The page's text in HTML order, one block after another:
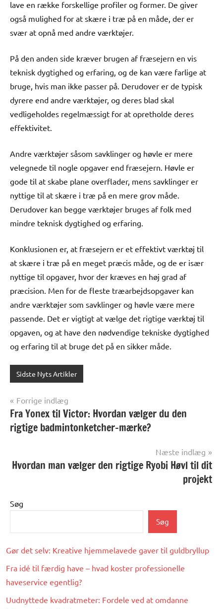
lave en række forskellige profiler og former. De giver
også mulighed for at skære i træ på en måde, der er
svær at opnå med andre værktøjer.
På den anden side kræver brugen af fræsejern en vis
teknisk dygtighed og erfaring, og de kan være farlige at
bruge, hvis man ikke passer på. Derudover er de typisk
dyrere end andre værktøjer, og deres blad skal
vedligeholdes regelmæssigt for at opretholde deres
effektivitet.
Andre værktøjer såsom savklinger og høvle er mere
velegnede til nogle opgaver end fræsejern. Høvle er
gode til at skabe plane overflader, mens savklinger er
nyttige til at skære i træ på en mere grov måde.
Derudover kan begge værktøjer bruges af folk med
mindre teknisk dygtighed og erfaring.
Konklusionen er, at fræsejern er et effektivt værktøj til
at skære i træ på en meget præcis måde, og de er især
nyttige til opgaver, hvor der kræves en høj grad af
præcision. Men for de fleste træarbejdsopgaver kan
andre værktøjer som savklinger og høvle være mere
passende. Det er vigtigt at vælge det rigtige værktøj til
opgaven, og at have den nødvendige tekniske dygtighed
og erfaring til at bruge det på en sikker måde.
Sidste Nyts Artikler
Indlægsnavigation
Forrige indlæg
Fra Yonex til Victor: Hvordan vælger du den
rigtige badmintonketcher-mærke?
Næste indlæg
Hvordan man vælger den rigtige Ryobi Høvl til dit
projekt
Søg
Søg
Gør det selv: Kreative hjemmelavede gaver til guldbryllup
Fra idé til færdig have – hvad koster professionelle
haveservice egentlig?
Uudnyttede kvadratmeter: Fordele ved at omdanne